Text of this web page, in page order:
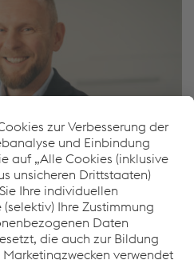
International